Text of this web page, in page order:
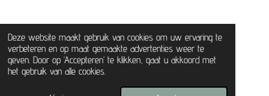
Deze website maakt gebruik van cookies om uw ervaring te
verbeteren en op maat gemaakte advertenties weer te
geven. Door op ‘Accepteren’ te klikken, gaat u akkoord met
het gebruik van alle cookies.